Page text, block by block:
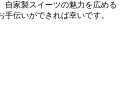
自家製スイーツの魅力を広める
伝いができれば幸いです。